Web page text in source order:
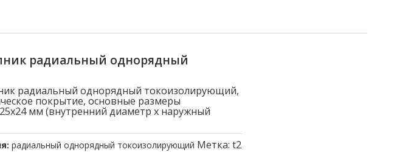
радиальный однорядный
радиальный однорядный токоизолирующий,
покрытие, основные размеры
мм (внутренний диаметр x наружный
радиальный однорядный токоизолирующий Метка: t2